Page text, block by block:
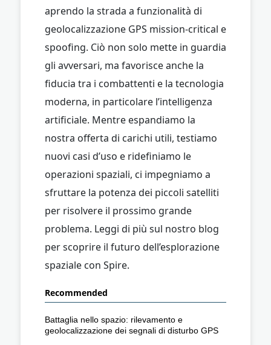
aprendo la strada a funzionalità di
geolocalizzazione GPS mission-critical e
spoofing. Ciò non solo mette in guardia
gli avversari, ma favorisce anche la
fiducia tra i combattenti e la tecnologia
moderna, in particolare l’intelligenza
artificiale. Mentre espandiamo la
nostra offerta di carichi utili, testiamo
nuovi casi d’uso e ridefiniamo le
operazioni spaziali, ci impegniamo a
sfruttare la potenza dei piccoli satelliti
per risolvere il prossimo grande
problema. Leggi di più sul nostro blog
per scoprire il futuro dell’esplorazione
spaziale con Spire.
Recommended
Battaglia nello spazio: rilevamento e
geolocalizzazione dei segnali di disturbo GPS